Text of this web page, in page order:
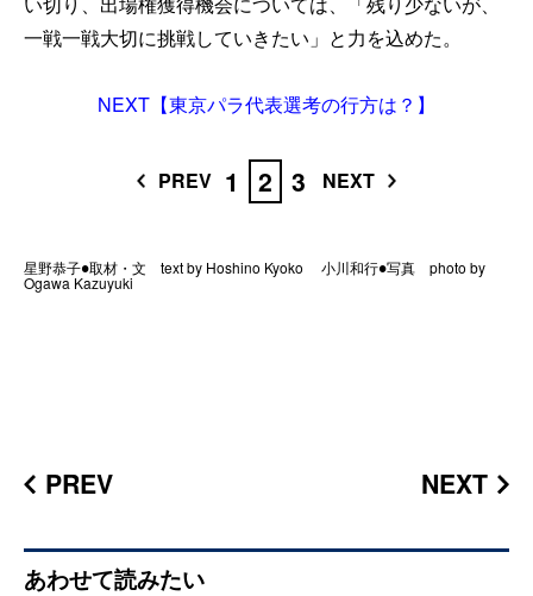
一戦一戦大切に挑戦していきたい」と力を込めた。
NEXT【東京パラ代表選考の行方は？】
PREV 1 2 3 NEXT
星野恭子●取材・文 text by Hoshino Kyoko 小川和行●写真 photo by
Ogawa Kazuyuki
PREV NEXT
あわせて読みたい